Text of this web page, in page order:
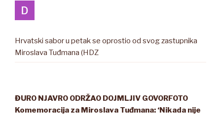
Hrvatski sabor u petak se oprostio od svog zastupnika
Miroslava Tuđmana (HDZ
ĐURO NJAVRO ODRŽAO DOJMLJIV GOVORFOTO
Komemoracija za Miroslava Tuđmana: ‘Nikada nije